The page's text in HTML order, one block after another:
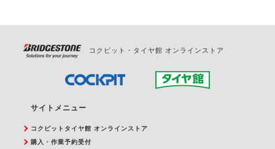
コクピット・タイヤ館 オンラインストア
サイトメニュー
コクピットタイヤ館 オンラインストア
購入・作業予約受付